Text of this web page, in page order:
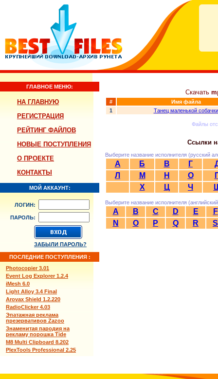
ГЛАВНОЕ МЕНЮ:
НА ГЛАВНУЮ
РЕГИСТРАЦИЯ
РЕЙТИНГ ФАЙЛОВ
НОВЫЕ ПОСТУПЛЕНИЯ
О ПРОЕКТЕ
КОНТАКТЫ
МОЙ АККАУНТ:
ЛОГИН:
ПАРОЛЬ:
ЗАБЫЛИ ПАРОЛЬ?
ПОСЛЕДНИЕ ПОСТУПЛЕНИЯ :
Photocopier 3.01
Event Log Explorer 1.2.4
iMesh 6.0
Light Alloy 3.4 Final
Arovax Shield 1.2.220
RadioClicker 4.03
Эпатажная реклама
презервативов Zazoo
Знаменитая пародия на
рекламу порошка Tide
M8 Multi Clipboard 8.202
PlexTools Professional 2.25
Скачать
#
Имя файла
1
Танец маленькой собачки
Файлы
Ссылки
Выберите название исполнителя (русский
А Б В Г
Л
М Н О
Х
Ц Ч
Выберите название исполнителя
A B C D E
F
N
O P Q R S